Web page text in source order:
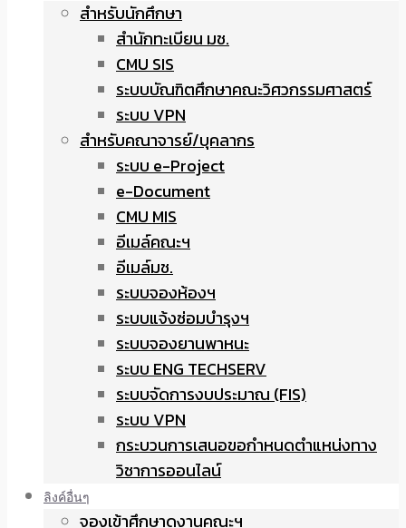
สำหรับนักศึกษา
สำนักทะเบียน มช.
CMU SIS
ระบบบัณฑิตศึกษาคณะวิศวกรรมศาสตร์
ระบบ VPN
สำหรับคณาจารย์/บุคลากร
ระบบ e-Project
e-Document
CMU MIS
อีเมล์คณะฯ
อีเมล์มช.
ระบบจองห้องฯ
ระบบแจ้งซ่อมบำรุงฯ
ระบบจองยานพาหนะ
ระบบ ENG TECHSERV
ระบบจัดการงบประมาณ (FIS)
ระบบ VPN
กระบวนการเสนอขอกำหนดตำแหน่งทาง
วิชาการออนไลน์
ลิงค์อื่นๆ
จองเข้าศึกษาดูงานคณะฯ